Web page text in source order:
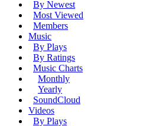
By Newest
Most Viewed
Members
Music
By Plays
By Ratings
Music Charts
Monthly
Yearly
SoundCloud
Videos
By Plays